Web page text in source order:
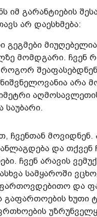
იმ გარანტიების
არ დაესხმება:
მომდგარი. ჩვენ
როგორ
არა
საუბარი.
ჩვენთან
და თქვენ
ჩვენ არავის
სამყაროში
და
გაფართოების ხუთი